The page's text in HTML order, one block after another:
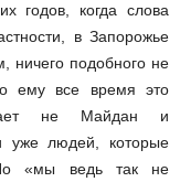
годов, когда слова
в Запорожье
ничего подобного не
ему все время это
не Майдан и
уже людей, которые
«мы ведь так не